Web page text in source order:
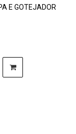
E GOTEJADOR